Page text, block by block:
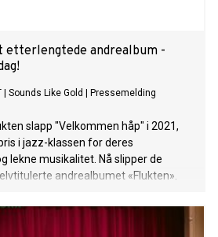
andrealbum -
Sounds Like Gold Pressemelding
slapp "Velkommen håp" i 2021,
i jazz-klassen for deres
lekne musikalitet. Nå slipper de
andrealbumet «Flukten».